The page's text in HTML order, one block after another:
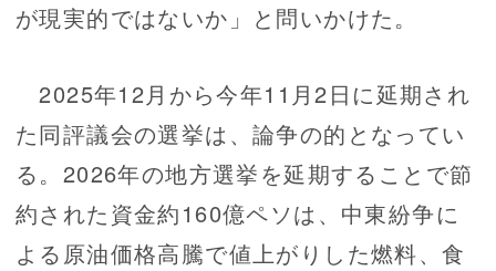
が現実的ではないか」と問いかけた。
2025年12月から今年11月2日に延期され
た同評議会の選挙は、論争の的となってい
る。2026年の地方選挙を延期することで節
約された資金約160億ペソは、中東紛争に
よる原油価格高騰で値上がりした燃料、食